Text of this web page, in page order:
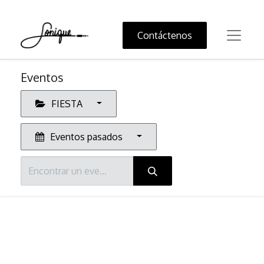
Contáctenos
Eventos
FIESTA
Eventos pasados